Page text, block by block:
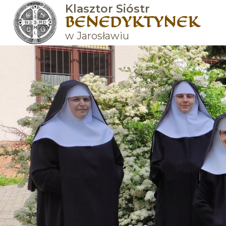
Klasztor Sióstr
BENEDYKTYNEK
w Jarosławiu